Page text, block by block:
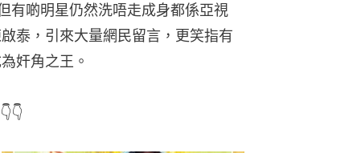
有啲明星仍然洗唔走成身都係亞視
泰，引來大量網民留言，更笑指有
奸角之王。